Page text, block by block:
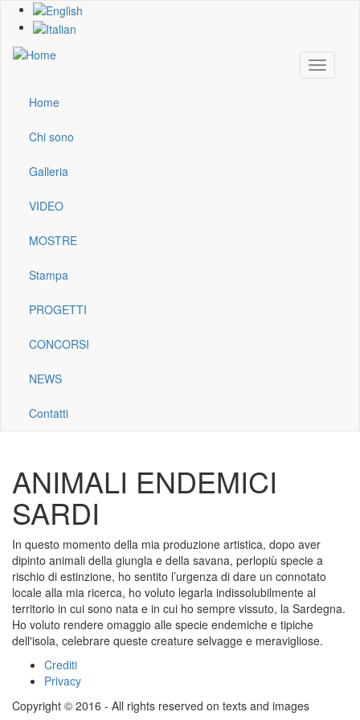
Skip
content
Toggle
Main
navigation
Home
Chi sono
Galleria
VIDEO
MOSTRE
Stampa
PROGETTI
CONCORSI
NEWS
Contatti
ANIMALI ENDEMICI
SARDI
In questo momento della mia produzione artistica, dopo aver
dipinto animali della giungla e della savana, perlopiù specie a
rischio di estinzione, ho sentito l’urgenza di dare un connotato
locale alla mia ricerca, ho voluto legarla indissolubilmente al
territorio in cui sono nata e in cui ho sempre vissuto, la Sardegna.
Ho voluto rendere omaggio alle specie endemiche e tipiche
dell'isola, celebrare queste creature selvagge e meravigliose.
Footer
menu
Crediti
Privacy
Copyright © 2016 - All rights reserved on texts and images